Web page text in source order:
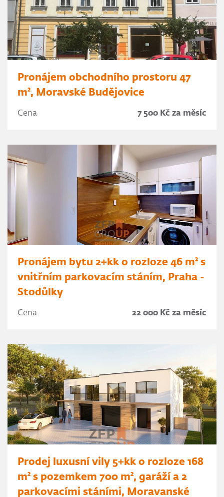
Pronájem obchodního prostoru 47
m², Moravské Budějovice
Cena 7 500 Kč za měsíc
Pronájem bytu 2+kk o rozloze 46 m² s
vnitřním parkovacím stáním, Praha -
Stodůlky
Cena 22 000 Kč za měsíc
Prodej luxusní vily 5+kk o rozloze 168
m² s pozemkem 700 m², garáží a 2
parkovacími stáními, Moravanské